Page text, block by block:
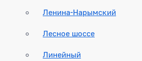
Ленина-Нарымский
Лесное шоссе
Линейный